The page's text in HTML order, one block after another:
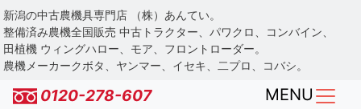
Skip
to
main
content
新潟の中古農機具専門店 （株）あんてい。
整備済み農機全国販売 中古トラクター、パワクロ、コンバイン、
田植機 ウィングハロー、モア、フロントローダー。
農機メーカークボタ、ヤンマー、イセキ、二プロ、コバシ。
0120-278-607 MENU